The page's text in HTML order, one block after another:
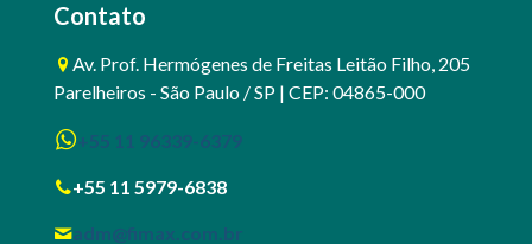
Contato
Av. Prof. Hermógenes de Freitas Leitão Filho, 205
Parelheiros - São Paulo / SP | CEP: 04865-000
+55 11 96339-6379
+55 11 5979-6838
adm@fimax.com.br